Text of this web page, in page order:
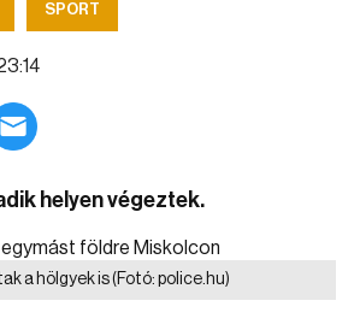
SPORT
helyen végeztek.
a hölgyek is(Fotó: police.hu)